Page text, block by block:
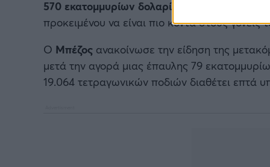
570 εκατομμυρίων δολαρίων
. Πέρυσι
προκειμένου να είναι πιο κοντά στους γονείς
Ο Μπέζος ανακοίνωσε την είδηση ​​της
μετά την αγορά μιας έπαυλης 79
19.064 τετραγωνικών ποδιών διαθέτει επτά